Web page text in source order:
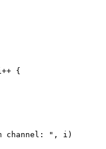
{
channel: " , i)